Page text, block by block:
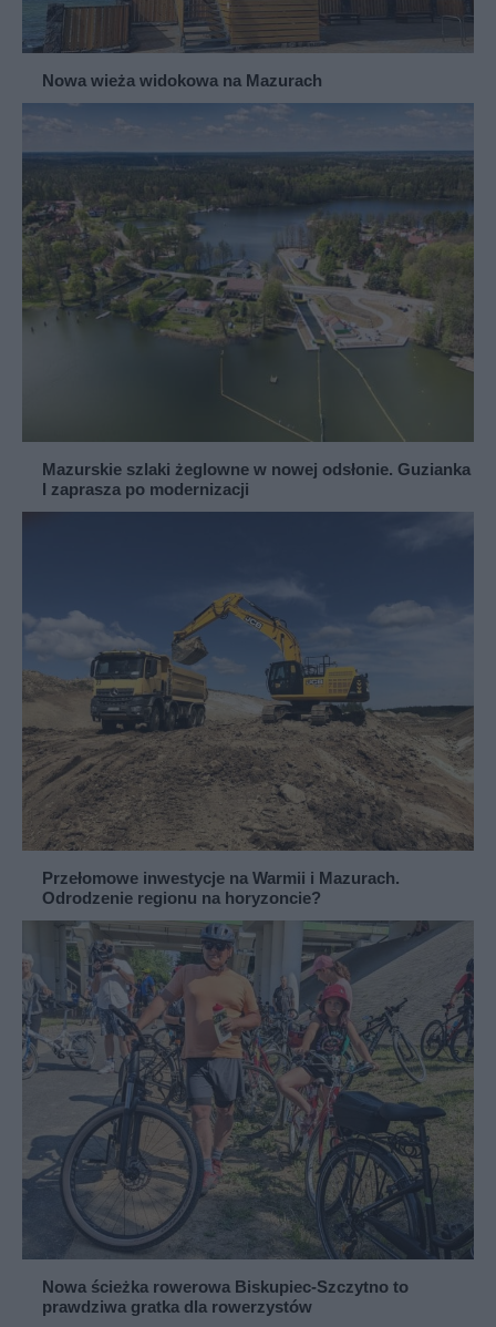
Nowa wieża widokowa na Mazurach
Mazurskie szlaki żeglowne w nowej odsłonie. Guzianka
I zaprasza po modernizacji
Przełomowe inwestycje na Warmii i Mazurach.
Odrodzenie regionu na horyzoncie?
Nowa ścieżka rowerowa Biskupiec-Szczytno to
prawdziwa gratka dla rowerzystów